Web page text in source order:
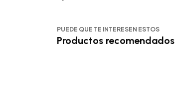
PUEDE QUE TE INTERESEN ESTOS
Productos recomendados